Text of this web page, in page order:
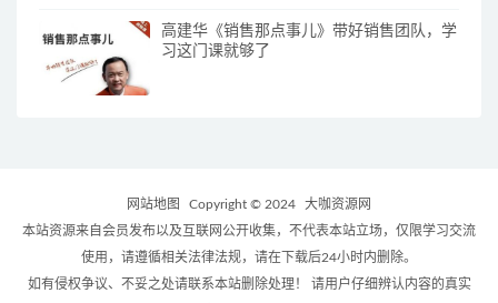
高建华《销售那点事儿》带好销售团队，学
习这门课就够了
网站地图 Copyright © 2024
大咖资源网
本站资源来自会员发布以及互联网公开收集，不代表本站立场，仅限学习交流
使用，请遵循相关法律法规，请在下载后24小时内删除。
如有侵权争议、不妥之处请联系本站删除处理！ 请用户仔细辨认内容的真实